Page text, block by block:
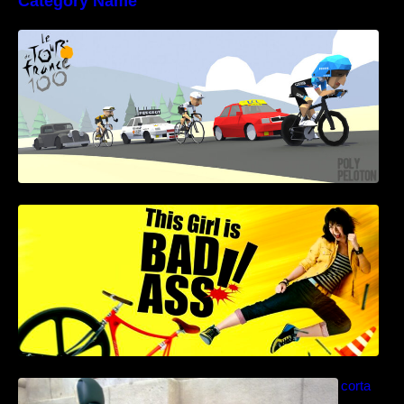
This Girl Is Badass – Escena lucha en bici
Como construir una bicicleta reclinada corta